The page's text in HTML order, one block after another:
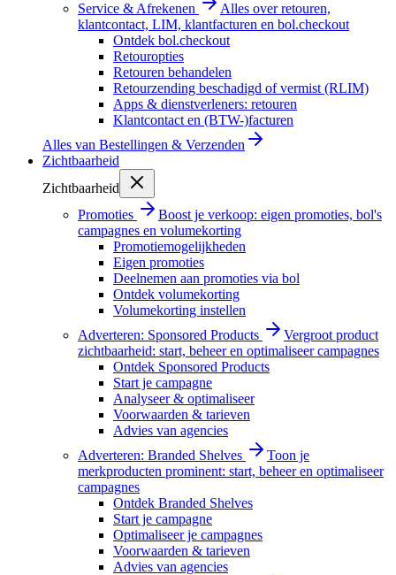
Service & Afrekenen
Alles over retouren,
klantcontact, LIM, klantfacturen en bol.checkout
Ontdek bol.checkout
Retouropties
Retouren behandelen
Retourzending beschadigd of vermist (RLIM)
Apps & dienstverleners: retouren
Klantcontact en (BTW-)facturen
Alles van Bestellingen & Verzenden
Zichtbaarheid
Zichtbaarheid
Promoties
Boost je verkoop: eigen promoties, bol's
campagnes en volumekorting
Promotiemogelijkheden
Eigen promoties
Deelnemen aan promoties via bol
Ontdek volumekorting
Volumekorting instellen
Adverteren: Sponsored Products
Vergroot product
zichtbaarheid: start, beheer en optimaliseer campagnes
Ontdek Sponsored Products
Start je campagne
Analyseer & optimaliseer
Voorwaarden & tarieven
Advies van agencies
Adverteren: Branded Shelves
Toon je
merkproducten prominent: start, beheer en optimaliseer
campagnes
Ontdek Branded Shelves
Start je campagne
Optimaliseer je campagnes
Voorwaarden & tarieven
Advies van agencies